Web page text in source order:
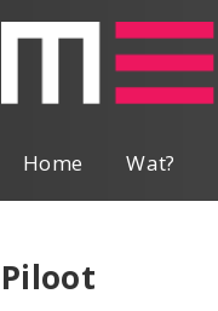
Home Wat?
Piloot